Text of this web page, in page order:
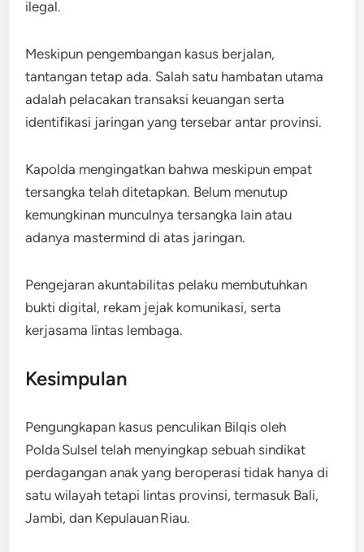
ilegal.
Meskipun pengembangan kasus berjalan,
tantangan tetap ada. Salah satu hambatan utama
adalah pelacakan transaksi keuangan serta
identifikasi jaringan yang tersebar antar provinsi.
Kapolda mengingatkan bahwa meskipun empat
tersangka telah ditetapkan. Belum menutup
kemungkinan munculnya tersangka lain atau
adanya mastermind di atas jaringan.
Pengejaran akuntabilitas pelaku membutuhkan
bukti digital, rekam jejak komunikasi, serta
kerjasama lintas lembaga.
Kesimpulan
Pengungkapan kasus penculikan Bilqis oleh
Polda Sulsel telah menyingkap sebuah sindikat
perdagangan anak yang beroperasi tidak hanya di
satu wilayah tetapi lintas provinsi, termasuk Bali,
Jambi, dan Kepulauan Riau.